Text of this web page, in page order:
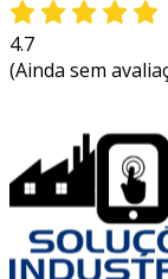
4.7
(Ainda sem